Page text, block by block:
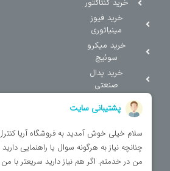
خرید کنتاکتور
خرید فیوز
مینیاتوری
خرید میکرو
سوئیچ
خرید پدال
صنعتی